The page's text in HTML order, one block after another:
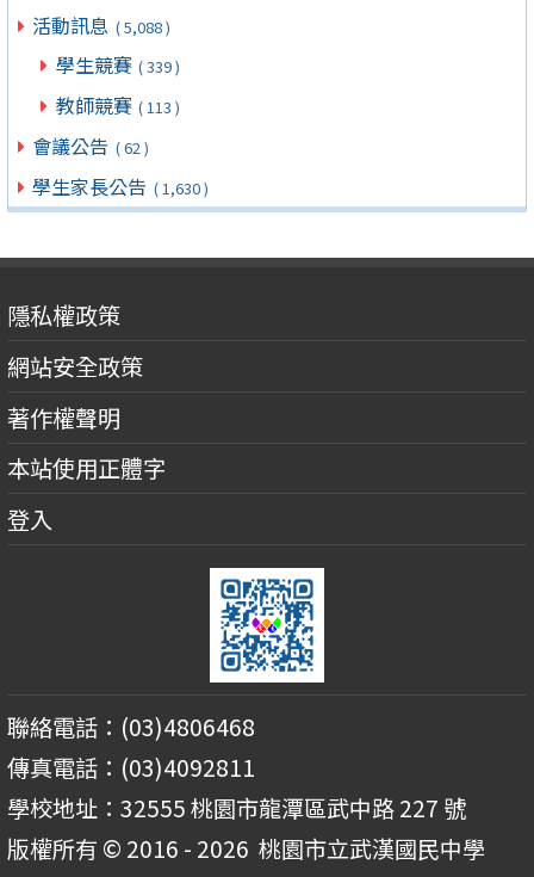
活動訊息 ( 5,088 )
學生競賽 ( 339 )
教師競賽 ( 113 )
會議公告 ( 62 )
學生家長公告 ( 1,630 )
隱私權政策
網站安全政策
著作權聲明
本站使用正體字
登入
聯絡電話：(03)4806468
傳真電話：(03)4092811
學校地址：32555 桃園市龍潭區武中路 227 號
版權所有 © 2016 - 2026 桃園市立武漢國民中學